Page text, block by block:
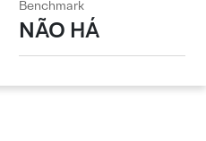
Benchmark
NÃO HÁ